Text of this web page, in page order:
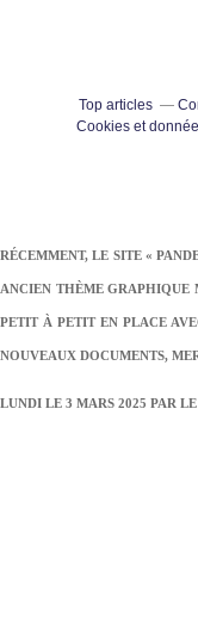
RÉCEMMENT, LE SITE «
ANCIEN THÈME GRAPHIQUE
PETIT À PETIT EN PLACE
NOUVEAUX DOCUMENTS,
LUNDI LE 3 MARS 2025 PAR LE
Top articles
Cookies et